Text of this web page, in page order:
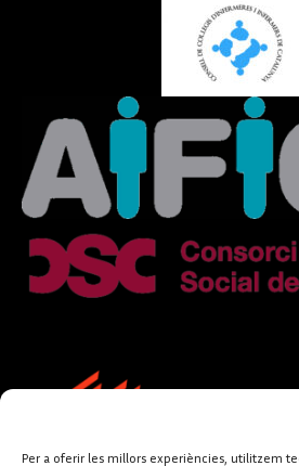
Per a oferir les millors experiències, utilitzem